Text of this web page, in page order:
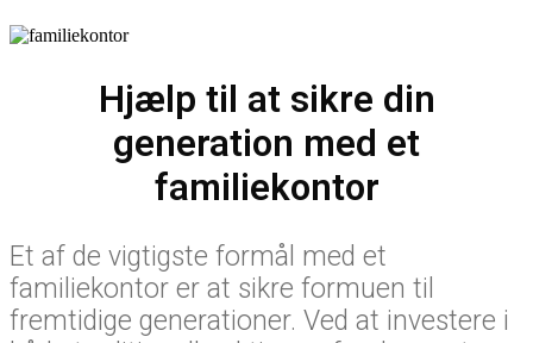
Hjælp til at sikre din
generation med et
familiekontor
Et af de vigtigste formål med et
familiekontor er at sikre formuen til
fremtidige generationer. Ved at investere i